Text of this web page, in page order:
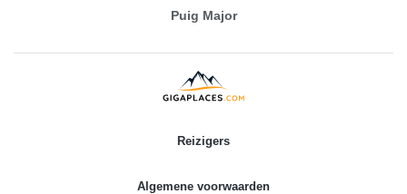
Puig Major
Reizigers
Algemene voorwaarden